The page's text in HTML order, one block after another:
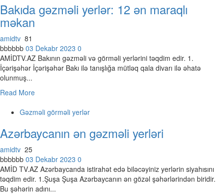
Bakıda gəzməli yerlər: 12 ən maraqlı
məkan
amidtv 81
bbbbbb 03 Dekabr 2023 0
AMİDTV.AZ Bakının gəzməli və görməli yerlərini təqdim edir. 1.
İçərişəhər İçərişəhər Bakı ilə tanışlığa mütləq qala divarı ilə əhatə
olunmuş...
Read More
Gəzməli görməli yerlər
Azərbaycanın ən gəzməli yerləri
amidtv 25
bbbbbb 03 Dekabr 2023 0
AMİD TV.AZ Azərbaycanda istirahət edə biləcəyiniz yerlərin siyahısını
təqdim edir. 1.Şuşa Şuşa Azərbaycanın ən gözəl şəhərlərindən biridir.
Bu şəhərin adını...